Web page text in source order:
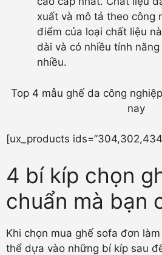
xuất và mô tả theo công
điểm của loại chất liệu
dài và có nhiều tính
nhiều.
Top 4 mẫu ghế da công
nay
[ux_products
4 bí kíp chọn
chuẩn mà bạn
Khi chọn mua ghế sofa đơn
thể dựa vào những bí kíp sau